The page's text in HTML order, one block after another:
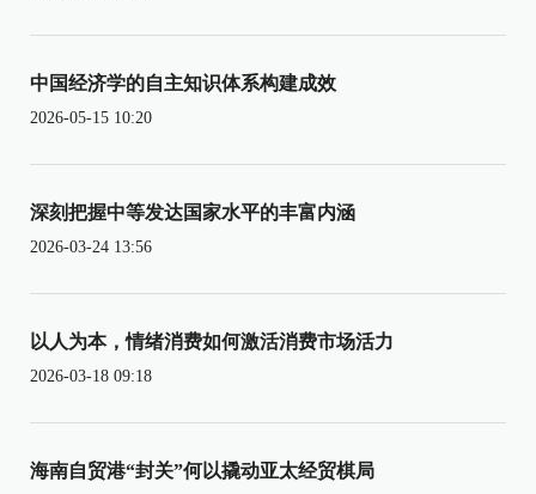
中国经济学的自主知识体系构建成效
2026-05-15 10:20
深刻把握中等发达国家水平的丰富内涵
2026-03-24 13:56
以人为本，情绪消费如何激活消费市场活力
2026-03-18 09:18
海南自贸港“封关”何以撬动亚太经贸棋局